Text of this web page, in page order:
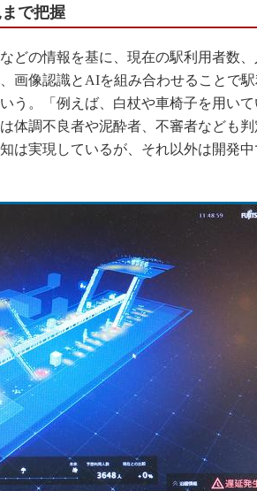
で把握
どの情報を基に、現在の駅利用者数
画像認識とAIを組み合わせることで
う。「例えば、白杖や車椅子を用いて
体調不良者や泥酔者、不審者なども判
は実現しているが、それ以外は開発中